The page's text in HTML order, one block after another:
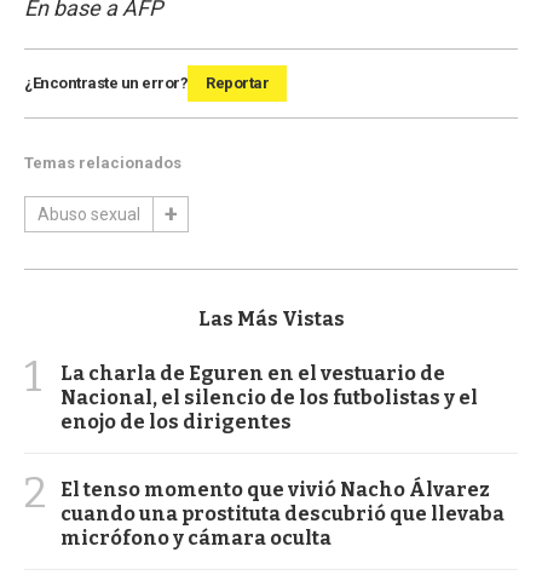
En base a AFP
¿Encontraste un error? Reportar
Temas relacionados
Abuso sexual
Las Más Vistas
1
La charla de Eguren en el vestuario de
Nacional, el silencio de los futbolistas y el
enojo de los dirigentes
2
El tenso momento que vivió Nacho Álvarez
cuando una prostituta descubrió que llevaba
micrófono y cámara oculta